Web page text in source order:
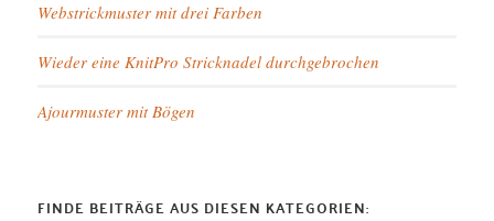
Webstrickmuster mit drei Farben
Wieder eine KnitPro Stricknadel durchgebrochen
Ajourmuster mit Bögen
FINDE BEITRÄGE AUS DIESEN KATEGORIEN: